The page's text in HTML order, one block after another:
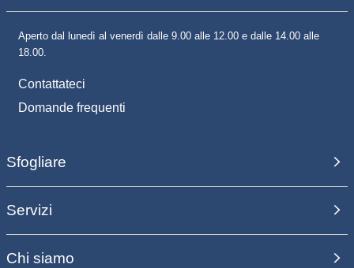
Aperto dal lunedì al venerdì dalle 9.00 alle 12.00 e dalle 14.00 alle
18.00.
Contattateci
Domande frequenti
Sfogliare
Servizi
Chi siamo